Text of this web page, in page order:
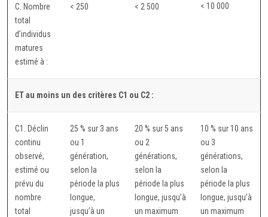
C. Nombre
total
d’individus
matures
estimé à :
< 250 < 2 500 < 10 000
ET au moins un des critères C1 ou C2 :
C1. Déclin
continu
observé,
estimé ou
prévu du
nombre
total
25 % sur 3 ans
ou 1
génération,
selon la
période la plus
longue,
jusqu’à un
20 % sur 5 ans
ou 2
générations,
selon la
période la plus
longue, jusqu’à
un maximum
10 % sur 10 ans
ou 3
générations,
selon la
période la plus
longue, jusqu’à
un maximum